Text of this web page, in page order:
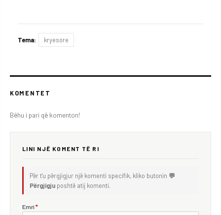
Tema: kryesore
KOMENTET
Bëhu i pari që komenton!
LINI NJË KOMENT TË RI
Për t'u përgjigjur një komenti specifik, kliko butonin 💬
Përgjigju poshtë atij komenti.
Emri *